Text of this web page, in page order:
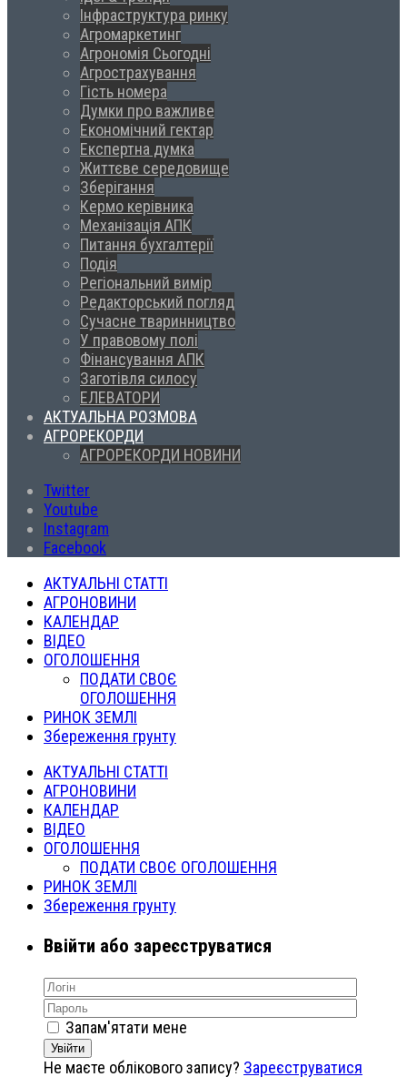
Інфраструктура ринку
Агромаркетинг
Агрономія Сьогодні
Агрострахування
Гість номера
Думки про важливе
Економічний гектар
Експертна думка
Життєве середовище
Зберігання
Кермо керівника
Механізація АПК
Питання бухгалтерії
Подія
Регіональний вимір
Редакторський погляд
Сучасне тваринництво
У правовому полі
Фінансування АПК
Заготівля силосу
ЕЛЕВАТОРИ
АКТУАЛЬНА РОЗМОВА
АГРОРЕКОРДИ
АГРОРЕКОРДИ НОВИНИ
Twitter
Youtube
Instagram
Facebook
АКТУАЛЬНІ СТАТТІ
АГРОНОВИНИ
КАЛЕНДАР
ВІДЕО
ОГОЛОШЕННЯ
ПОДАТИ СВОЄ
ОГОЛОШЕННЯ
РИНОК ЗЕМЛІ
Збереження грунту
АКТУАЛЬНІ СТАТТІ
АГРОНОВИНИ
КАЛЕНДАР
ВІДЕО
ОГОЛОШЕННЯ
ПОДАТИ СВОЄ ОГОЛОШЕННЯ
РИНОК ЗЕМЛІ
Збереження грунту
Ввійти або зареєструватися
Запам'ятати мене
Увійти
Не маєте облікового запису? Зареєструватися